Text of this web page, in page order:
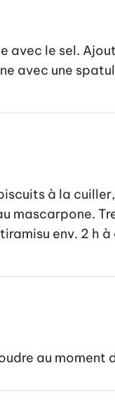
avec le sel.
avec une
à la
mascarpone.
env. 2 h
au moment